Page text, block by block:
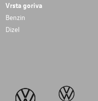
Vrsta goriva
Benzin
Dizel